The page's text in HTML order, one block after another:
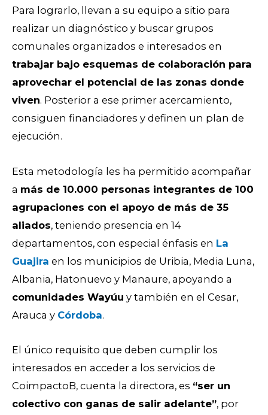
Para lograrlo, llevan a su equipo a sitio para
realizar un diagnóstico y buscar grupos
comunales organizados e interesados en
trabajar bajo esquemas de colaboración para
aprovechar el potencial de las zonas donde
viven. Posterior a ese primer acercamiento,
consiguen financiadores y definen un plan de
ejecución.
Esta metodología les ha permitido acompañar
a más de 10.000 personas integrantes de 100
agrupaciones con el apoyo de más de 35
aliados, teniendo presencia en 14
departamentos, con especial énfasis en La
Guajira en los municipios de Uribia, Media Luna,
Albania, Hatonuevo y Manaure, apoyando a
comunidades Wayúu y también en el Cesar,
Arauca y Córdoba.
El único requisito que deben cumplir los
interesados en acceder a los servicios de
CoimpactoB, cuenta la directora, es “ser un
colectivo con ganas de salir adelante”, por